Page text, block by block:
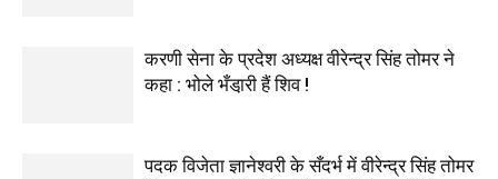
करणी सेना के प्रदेश अध्यक्ष वीरेन्द्र सिंह तोमर ने
कहा : भोले भँडा़री हैं शिव !
पदक विजेता ज्ञानेश्वरी के सँदर्भ में वीरेन्द्र सिंह तोमर